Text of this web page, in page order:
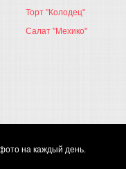
Торт "Колодец"
Салат "Мехико"
на каждый день.